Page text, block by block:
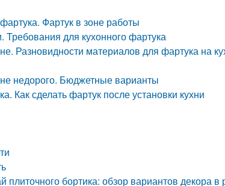
Фартук в зоне работы
Требования для кухонного фартука
Разновидности материалов для фартука на
недорого. Бюджетные варианты
Как сделать фартук после установки кухни
плиточного бортика: обзор вариантов декора